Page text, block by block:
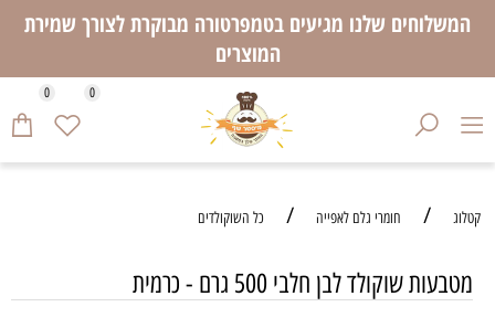
המשלוחים שלנו מגיעים בטמפרטורה מבוקרת לצורך שמירת
המוצרים
0 0
קטלוג / חומרי גלם לאפייה / כל השוקולדים
מטבעות שוקולד לבן חלבי 500 גרם - כרמית